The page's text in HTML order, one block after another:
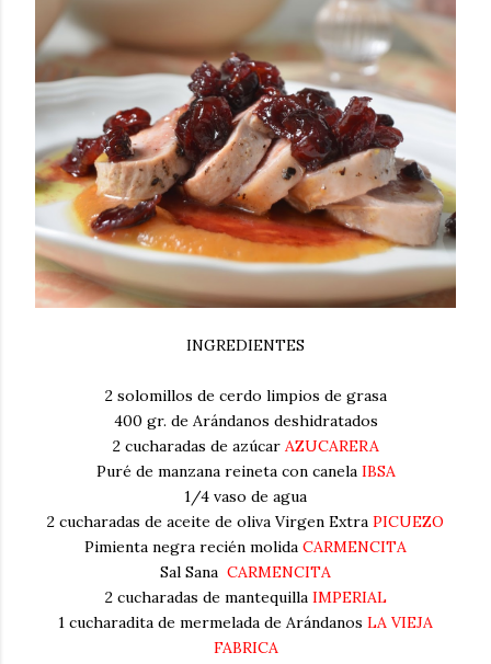
INGREDIENTES
2 solomillos de cerdo limpios de grasa
400 gr. de Arándanos deshidratados
2 cucharadas de azúcar AZUCARERA
Puré de manzana reineta con canela IBSA
1/4 vaso de agua
2 cucharadas de aceite de oliva Virgen Extra PICUEZO
Pimienta negra recién molida CARMENCITA
Sal Sana CARMENCITA
2 cucharadas de mantequilla IMPERIAL
1 cucharadita de mermelada de Arándanos LA VIEJA
FABRICA